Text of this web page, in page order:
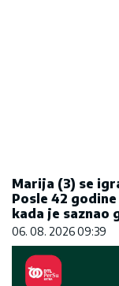
06. 08. 2026 09:39